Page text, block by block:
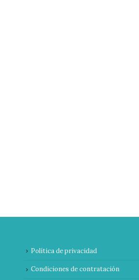
Política de privacidad
Condiciones de contratación